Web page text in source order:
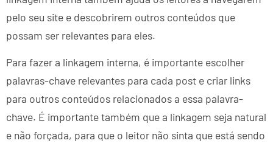
pelo seu site e descobrirem outros conteúdos que
possam ser relevantes para eles.
Para fazer a linkagem interna, é importante escolher
palavras-chave relevantes para cada post e criar links
para outros conteúdos relacionados a essa palavra-
chave. É importante também que a linkagem seja natural
e não forçada, para que o leitor não sinta que está sendo